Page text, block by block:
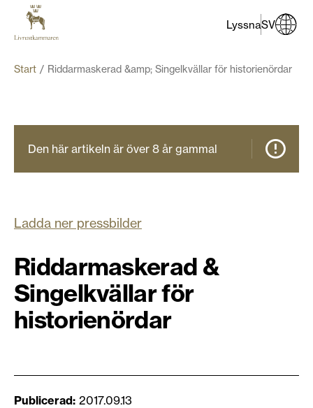
LyssnaSV
Start ​Riddarmaskerad &amp; Singelkvällar för historienördar
Den här artikeln är över 8 år gammal
Ladda ner pressbilder
​Riddarmaskerad &
Singelkvällar för
historienördar
Publicerad 2017.09.13